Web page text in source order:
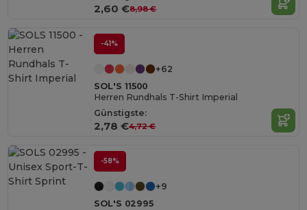
2,60 €8,98 €
-41%
+62
SOL'S 11500
Herren Rundhals T-Shirt Imperial
Günstigste:
2,78 €4,72 €
-58%
+9
SOL'S 02995